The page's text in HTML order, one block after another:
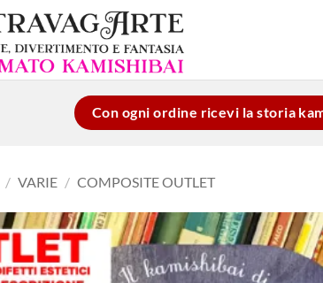
Con ogni ordine ricevi la storia
/ VARIE / COMPOSITE OUTLET